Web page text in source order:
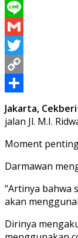
WhatsApp
Line
Gmail
Twitter
Copy
Link
Share
Jakarta,
jalan Jl. M.I.
Moment
Darmawan
“Artinya bahwa
akan
Dirinya